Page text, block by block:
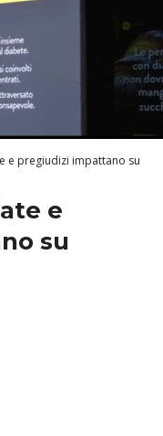
e pregiudizi impattano su
e
su